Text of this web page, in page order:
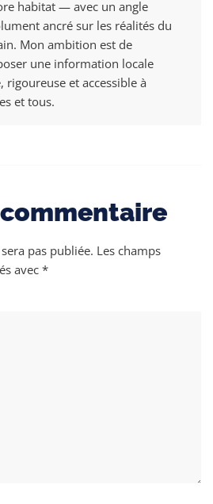
habitat — avec un angle
ancré sur les réalités du
Mon ambition est de
une information locale
rigoureuse et accessible à
et tous.
pas publiée. Les champs
avec *